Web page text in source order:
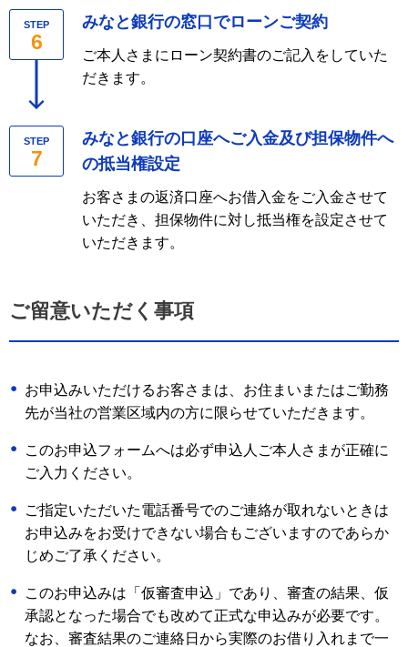
STEP
6
みなと銀行の窓口でローンご契約
ご本人さまにローン契約書のご記入をしていた
だきます。
STEP
7
みなと銀行の口座へご入金及び担保物件へ
の抵当権設定
お客さまの返済口座へお借入金をご入金させて
いただき、担保物件に対し抵当権を設定させて
いただきます。
ご留意いただく事項
お申込みいただけるお客さまは、お住まいまたはご勤務
先が当社の営業区域内の方に限らせていただきます。
このお申込フォームへは必ず申込人ご本人さまが正確に
ご入力ください。
ご指定いただいた電話番号でのご連絡が取れないときは
お申込みをお受けできない場合もございますのであらか
じめご了承ください。
このお申込みは「仮審査申込」であり、審査の結果、仮
承認となった場合でも改めて正式な申込みが必要です。
なお、審査結果のご連絡日から実際のお借り入れまで一